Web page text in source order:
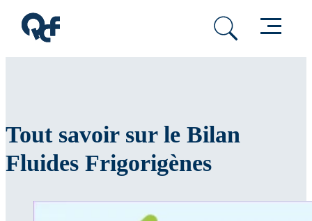
Passer au contenu principal
Passer au pied de page Menu
Tout savoir sur le Bilan
Fluides Frigorigènes